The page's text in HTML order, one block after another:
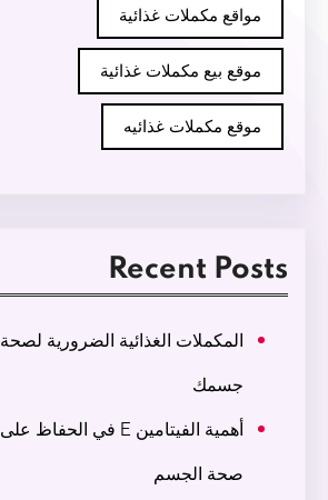
مواقع مكملات غذائية
موقع بيع مكملات غذائية
موقع مكملات غذائيه
Recent Posts
المكملات الغذائية الضرورية لصحة
جسمك
أهمية الفيتامين E في الحفاظ على
صحة الجسم